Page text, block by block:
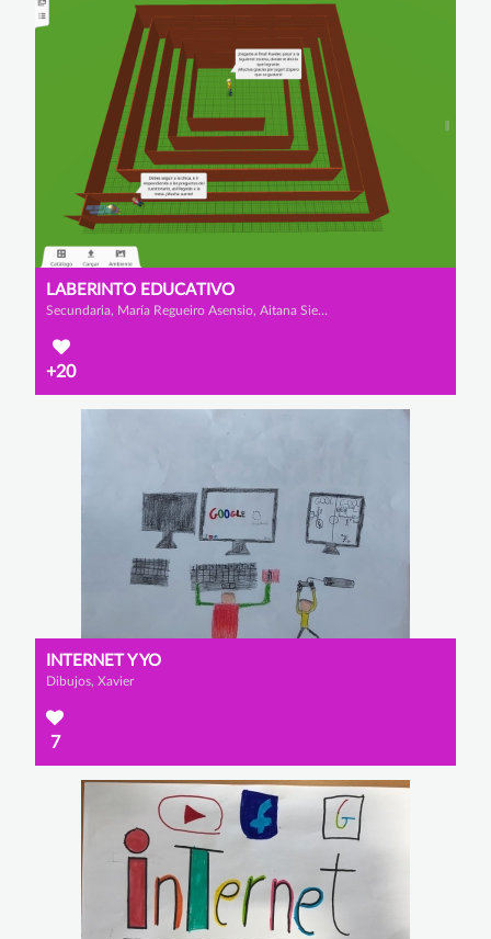
LABERINTO EDUCATIVO
Secundaria, María Regueiro Asensio, Aitana Sierra Ferreiro y Ana Regueiro Asensio
+20
INTERNET Y YO
Dibujos, Xavier
7